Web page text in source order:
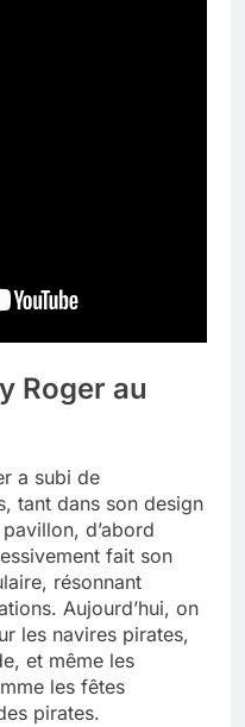
Roger au
a subi de
tant dans son design
d’abord
fait son
résonnant
Aujourd’hui, on
les navires pirates,
et même les
les fêtes
pirates.